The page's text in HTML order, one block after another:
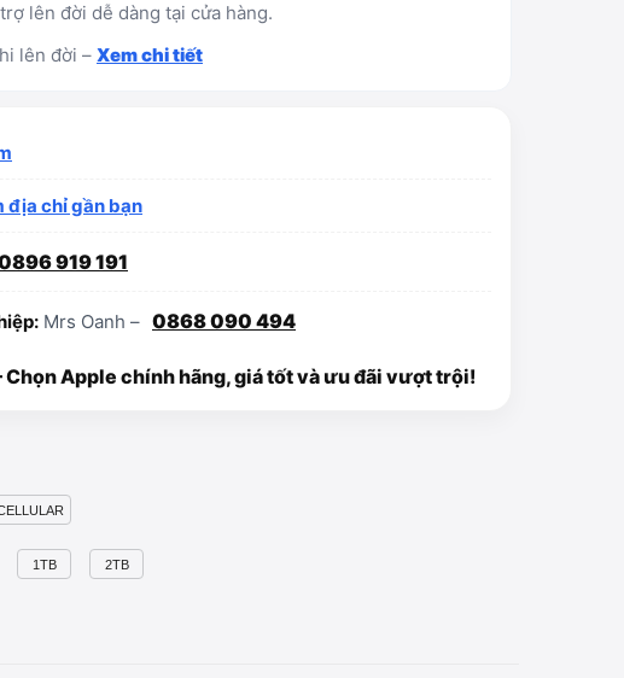
lên đời dễ dàng tại cửa hàng.
lên đời – Xem chi tiết
địa chỉ gần bạn
919 191
Mrs Oanh – 0868 090 494
Chọn Apple chính hãng, giá tốt và ưu đãi vượt trội!
1TB 2TB